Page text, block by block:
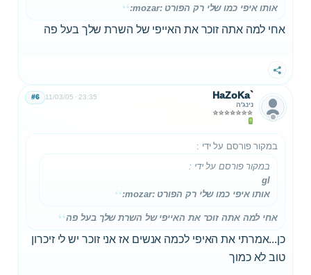
אותו איפי כמו שלי רק הפורט :mozar:
אחי למה אתה זוכר את האייפי של השרת שלך בעל פה
שתף
HaZoKa`
נינג'ה
11/03/05 23:35
#6
במקור פורסם על ידי :
במקור פורסם על ידי :
gl
אותו איפי כמו שלי רק הפורט :mozar:
אחי למה אתה זוכר את האייפי של השרת שלך בעל פה
כן...אמרתי את האיפי לכמה אנשים אז אני זוכר יש לי זיכרון
טוב לא כמוך